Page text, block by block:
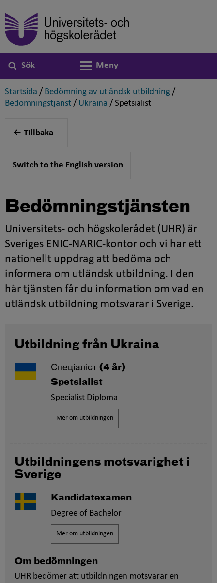
Sök
Växla navigering
Meny
Startsida ,
/ Bedömning av utländsk utbildning ,
/
Bedömningstjänst ,
/ Ukraina ,
/ Spetsialist,
Tillbaka
Switch to the English version
Bedömningstjänsten
Universitets- och högskolerådet (UHR) är
Sveriges ENIC-NARIC-kontor och vi har ett
nationellt uppdrag att bedöma och
informera om utländsk utbildning. I den
här tjänsten får du information om vad en
utländsk utbildning motsvarar i Sverige.
Utbildning från Ukraina
Спеціаліст (4 år)
Spetsialist
Specialist Diploma
Mer om utbildningen
Utbildningens motsvarighet i
Sverige
Kandidatexamen
Degree of Bachelor
Mer om utbildningen
Om bedömningen
UHR bedömer att utbildningen motsvarar en